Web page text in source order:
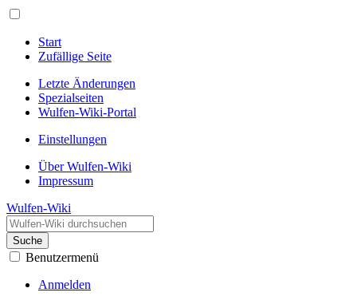
Start
Zufällige Seite
Letzte Änderungen
Spezialseiten
Wulfen-Wiki-Portal
Einstellungen
Über Wulfen-Wiki
Impressum
Wulfen-Wiki
Suche
Benutzermenü
Anmelden